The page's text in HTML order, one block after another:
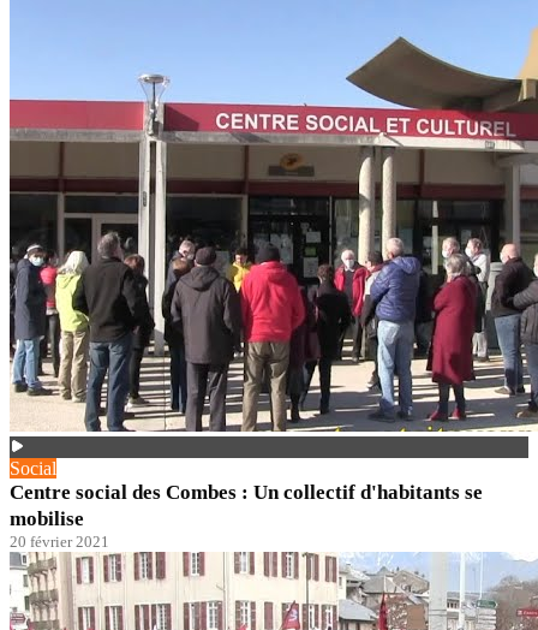
Social
Centre social des Combes : Un collectif d'habitants se
mobilise
20 février 2021